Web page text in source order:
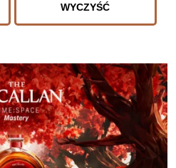
WYCZYŚĆ